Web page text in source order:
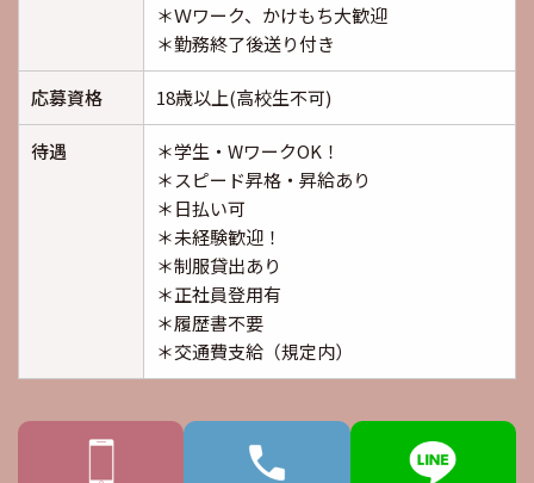
＊Ｗワーク、かけもち大歓迎
＊勤務終了後送り付き
応募資格 18歳以上(高校生不可)
待遇
＊学生・WワークOK！
＊スピード昇格・昇給あり
＊日払い可
＊未経験歓迎！
＊制服貸出あり
＊正社員登用有
＊履歴書不要
＊交通費支給（規定内）